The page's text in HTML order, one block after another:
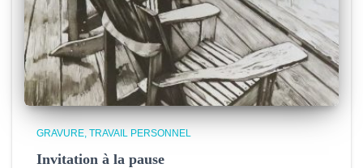
GRAVURE TRAVAIL PERSONNEL
Invitation à la pause